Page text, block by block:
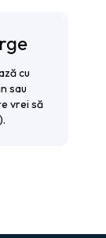
cu
sau
vrei să